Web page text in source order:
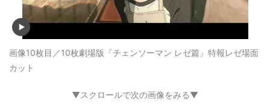
画像10枚目／10枚劇場版『チェンソーマン レゼ篇』特報レゼ場面
カット
▼スクロールで次の画像をみる▼